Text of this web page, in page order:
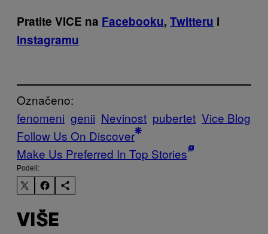
Pratite VICE na Facebooku, Twitteru i
Instagramu
Označeno:
fenomeni genii Nevinost pubertet Vice Blog
Follow Us On Discover
Make Us Preferred In Top Stories
Podeli:
VIŠE